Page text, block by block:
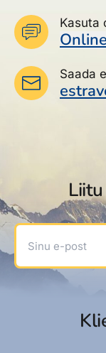
Kasuta
Saada
Sinu e-post